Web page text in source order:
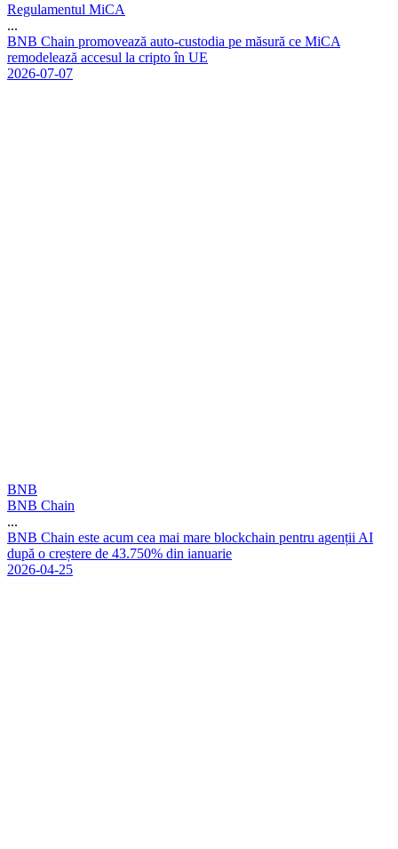
Regulamentul MiCA
...
BNB Chain promovează auto-custodia pe măsură ce MiCA
remodelează accesul la cripto în UE
2026-07-07
BNB
BNB Chain
...
BNB Chain este acum cea mai mare blockchain pentru agenții AI
după o creștere de 43.750% din ianuarie
2026-04-25